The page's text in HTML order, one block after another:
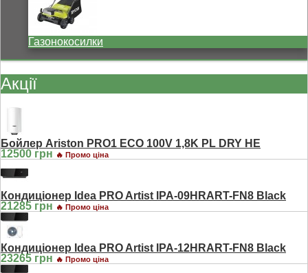
Газонокосилки
Акції
Бойлер Ariston PRO1 ECO 100V 1,8K PL DRY HE
12500 грн 🔥 Промо ціна
Кондиціонер Idea PRO Artist IPA-09HRART-FN8 Black
21285 грн 🔥 Промо ціна
Кондиціонер Idea PRO Artist IPA-12HRART-FN8 Black
23265 грн 🔥 Промо ціна